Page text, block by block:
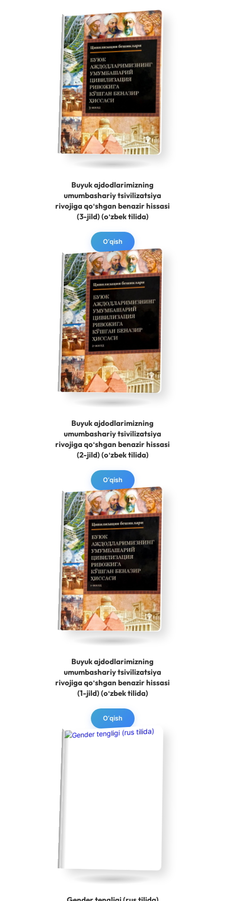
Buyuk ajdodlarimizning
umumbashariy tsivilizatsiya
rivojiga qoʻshgan benazir hissasi
(3-jild) (oʻzbek tilida)
O‘qish
Buyuk ajdodlarimizning
umumbashariy tsivilizatsiya
rivojiga qoʻshgan benazir hissasi
(2-jild) (oʻzbek tilida)
O‘qish
Buyuk ajdodlarimizning
umumbashariy tsivilizatsiya
rivojiga qoʻshgan benazir hissasi
(1-jild) (oʻzbek tilida)
O‘qish